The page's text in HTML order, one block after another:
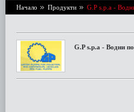
Начало Продукти G.P s.p.a -
G.P s.p.a - Водни